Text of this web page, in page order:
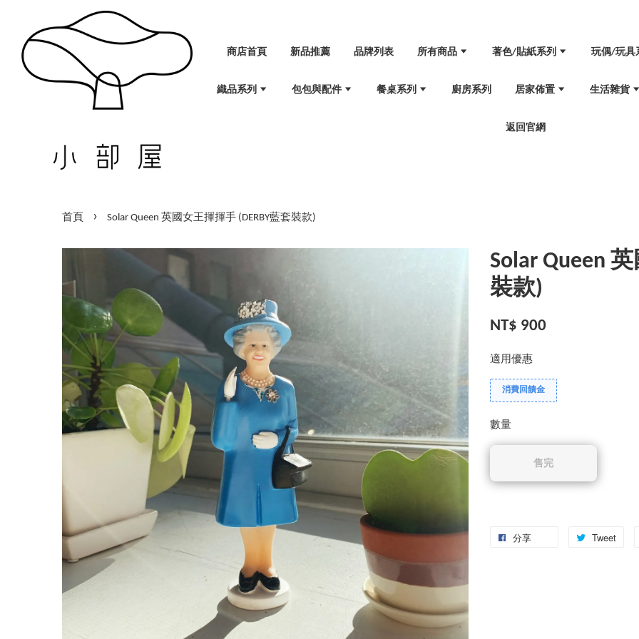
商店首頁 新品推薦 品牌列表 所有商品 著色/貼紙系列 玩偶/玩具
織品系列 包包與配件 餐桌系列 廚房系列 居家佈置 生活雜貨
返回官網
首頁 › Solar Queen 英國女王揮揮手 (DERBY藍套裝款)
Solar Queen
裝款)
NT$ 900
適用優惠
消費回饋金
數量
售完
分享 Tweet